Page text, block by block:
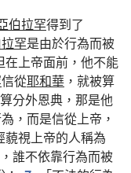
伯拉罕得到了
罕是由於行為而被
在上帝面前 ， 他不能
信從耶和華 ， 就被算
算分外恩典 ， 那是他
， 而是信從上帝 ，
藐視上帝的人稱為
， 誰不依靠行為而被